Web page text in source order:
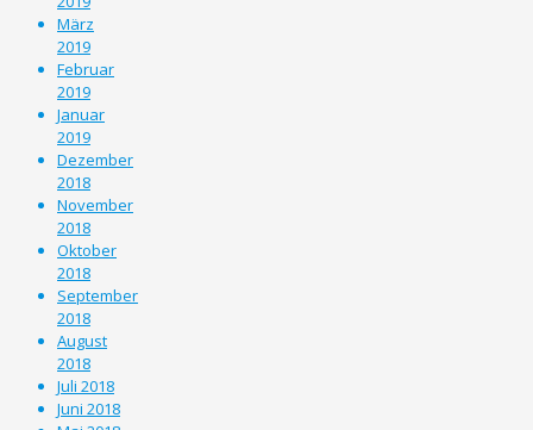
März
2019
Februar
2019
Januar
2019
Dezember
2018
November
2018
Oktober
2018
September
2018
August
2018
Juli 2018
Juni 2018